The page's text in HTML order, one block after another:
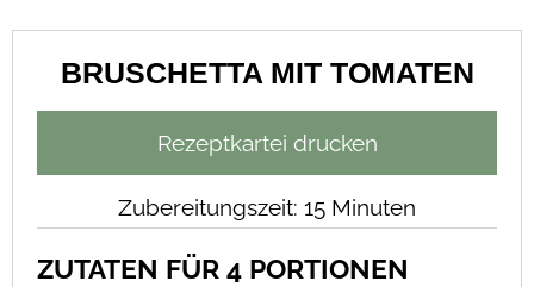
BRUSCHETTA MIT TOMATEN
Rezeptkartei drucken
Zubereitungszeit: 15 Minuten
ZUTATEN FÜR 4 PORTIONEN